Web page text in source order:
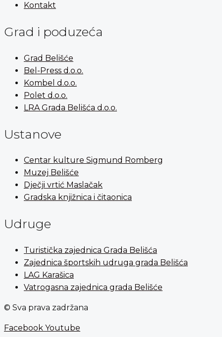
Kontakt
Grad i poduzeća
Grad Belišće
Bel-Press d.o.o.
Kombel d.o.o.
Polet d.o.o.
LRA Grada Belišća d.o.o.
Ustanove
Centar kulture Sigmund Romberg
Muzej Belišće
Dječji vrtić Maslačak
Gradska knjižnica i čitaonica
Udruge
Turistička zajednica Grada Belišća
Zajednica športskih udruga grada Belišća
LAG Karašica
Vatrogasna zajednica grada Belišće
© Sva prava zadržana
Facebook Youtube